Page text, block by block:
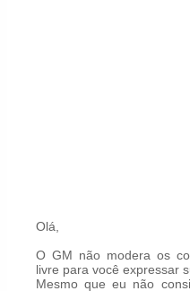
Olá,
O GM não modera os
livre para você expressar
Mesmo que eu não